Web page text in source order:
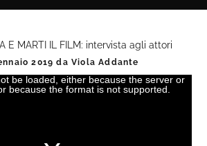
E MARTI IL FILM: intervista agli attori
2019 daViola Addante
be loaded, either because the server or
because the format is not supported.